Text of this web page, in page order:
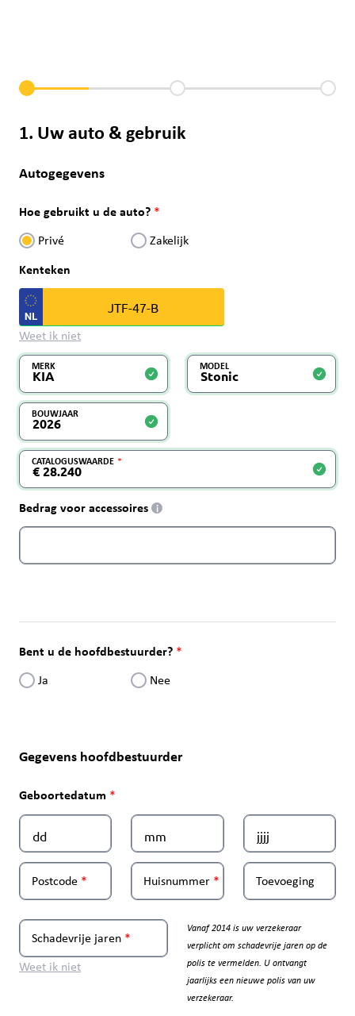
1. Uw auto & gebruik
Autogegevens
Hoe gebruikt u de auto?
Privé Zakelijk
Kenteken
Weet ik niet
MERK MODEL
BOUWJAAR
CATALOGUSWAARDE
Bedrag voor accessoires i
Bent u de hoofdbestuurder?
Ja Nee
Gegevens hoofdbestuurder
Geboortedatum
Postcode Huisnummer Toevoeging
Schadevrije jaren
Weet ik niet
Vanaf 2014 is uw verzekeraar
verplicht om schadevrije jaren op de
polis te vermelden. U ontvangt
jaarlijks een nieuwe polis van uw
verzekeraar.